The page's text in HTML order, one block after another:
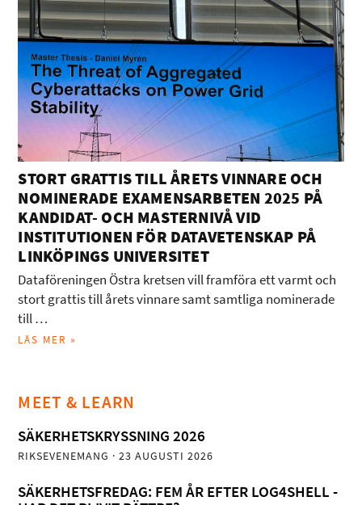
STORT GRATTIS TILL ÅRETS VINNARE OCH
NOMINERADE EXAMENSARBETEN 2025 PÅ
KANDIDAT- OCH MASTERNIVÅ VID
INSTITUTIONEN FÖR DATAVETENSKAP PÅ
LINKÖPINGS UNIVERSITET
Dataföreningen Östra kretsen vill framföra ett varmt och
stort grattis till årets vinnare samt samtliga nominerade
till …
LÄS MER »
MEET & LEARN
SÄKERHETSKRYSSNING 2026
RIKSEVENEMANG · 23 AUGUSTI 2026
SÄKERHETSFREDAG: FEM ÅR EFTER LOG4SHELL -